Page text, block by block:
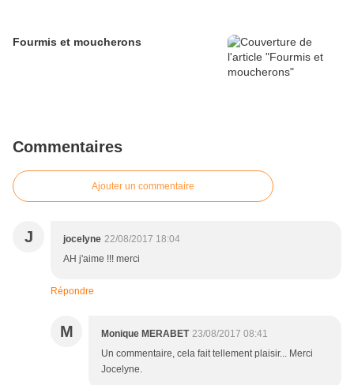
Fourmis et moucherons
Commentaires
Ajouter un commentaire
J jocelyne 22/08/2017 18:04
AH j'aime !!! merci
Répondre
M Monique MERABET 23/08/2017 08:41
Un commentaire, cela fait tellement plaisir... Merci
Jocelyne.